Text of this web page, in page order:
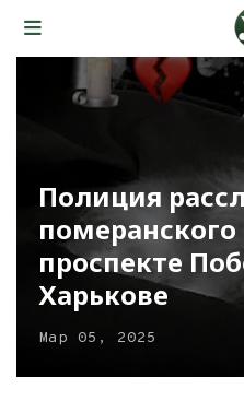
Полиция
проспекте
Харькове
Мар 05, 2025